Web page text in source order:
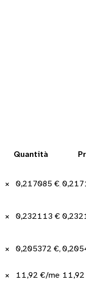
Quantità
× 0,217085 €/kWh
× 0,232113 €/kWh
× 0,205372 €/kWh
× 11,92 €/mese